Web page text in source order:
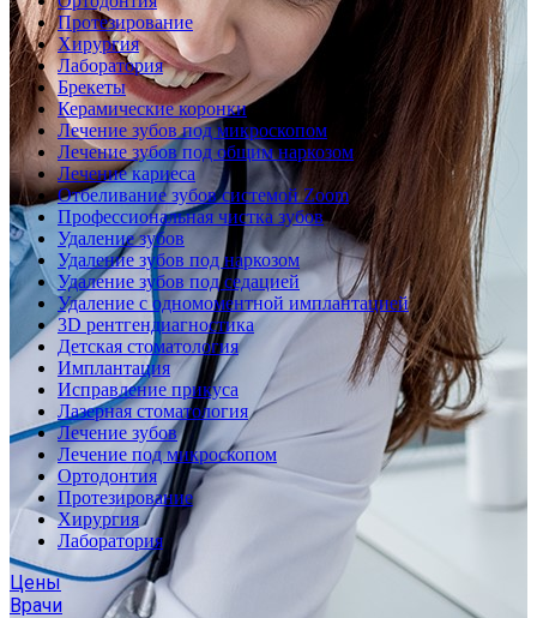
Протезирование
Хирургия
Лаборатория
Брекеты
Керамические коронки
Лечение зубов под микроскопом
Лечение зубов под общим наркозом
Лечение кариеса
Отбеливание зубов системой Zoom
Профессиональная чистка зубов
Удаление зубов
Удаление зубов под наркозом
Удаление зубов под седацией
Удаление с одномоментной имплантацией
3D рентгендиагностика
Детская стоматология
Имплантация
Исправление прикуса
Лазерная стоматология
Лечение зубов
Лечение под микроскопом
Ортодонтия
Протезирование
Хирургия
Лаборатория
Цены
Врачи